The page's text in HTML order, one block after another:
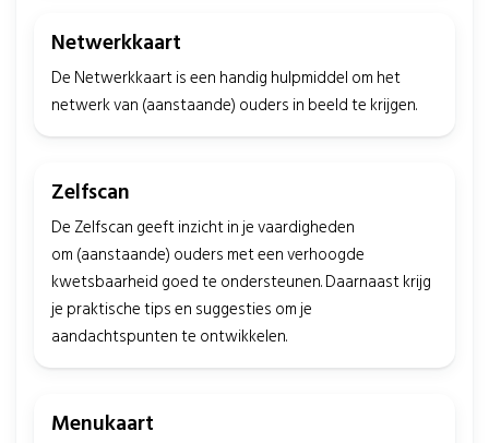
Netwerkkaart
De Netwerkkaart is een handig hulpmiddel om het
netwerk van (aanstaande) ouders in beeld te krijgen.
Zelfscan
De Zelfscan geeft inzicht in je vaardigheden
om (aanstaande) ouders met een verhoogde
kwetsbaarheid goed te ondersteunen. Daarnaast krijg
je praktische tips en suggesties om je
aandachtspunten te ontwikkelen.
Menukaart